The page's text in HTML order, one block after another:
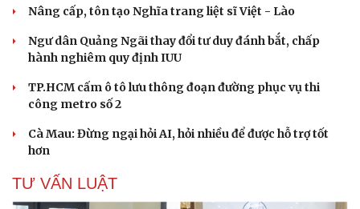
Nâng cấp, tôn tạo Nghĩa trang liệt sĩ Việt - Lào
Ngư dân Quảng Ngãi thay đổi tư duy đánh bắt, chấp
hành nghiêm quy định IUU
TP.HCM cấm ô tô lưu thông đoạn đường phục vụ thi
công metro số 2
Cà Mau: Đừng ngại hỏi AI, hỏi nhiều để được hỗ trợ tốt
hơn
TƯ VẤN LUẬT